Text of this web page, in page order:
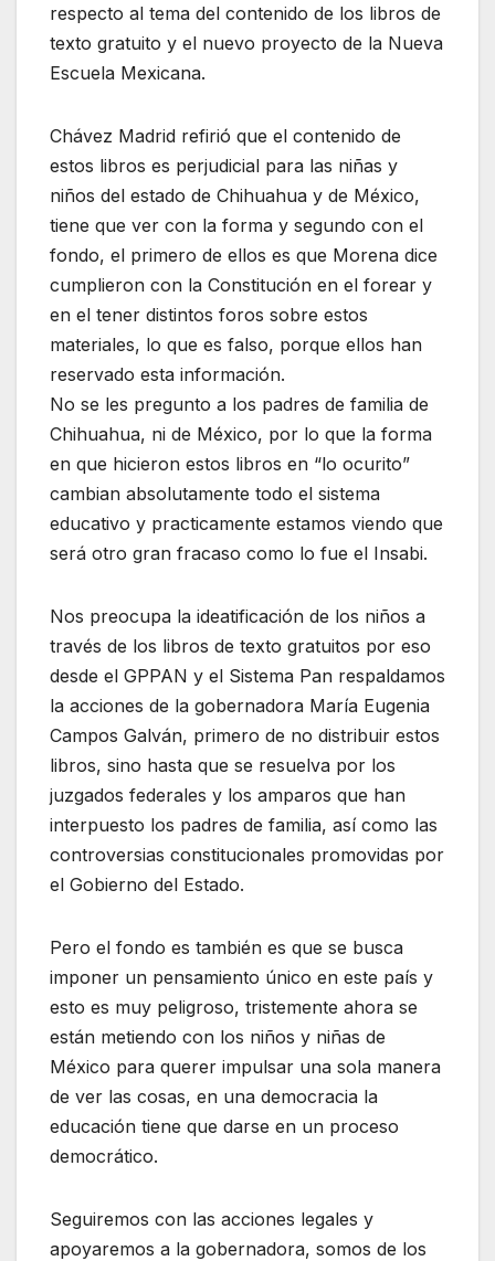
respecto al tema del contenido de los libros de
texto gratuito y el nuevo proyecto de la Nueva
Escuela Mexicana.
Chávez Madrid refirió que el contenido de
estos libros es perjudicial para las niñas y
niños del estado de Chihuahua y de México,
tiene que ver con la forma y segundo con el
fondo, el primero de ellos es que Morena dice
cumplieron con la Constitución en el forear y
en el tener distintos foros sobre estos
materiales, lo que es falso, porque ellos han
reservado esta información.
No se les pregunto a los padres de familia de
Chihuahua, ni de México, por lo que la forma
en que hicieron estos libros en “lo ocurito”
cambian absolutamente todo el sistema
educativo y practicamente estamos viendo que
será otro gran fracaso como lo fue el Insabi.
Nos preocupa la ideatificación de los niños a
través de los libros de texto gratuitos por eso
desde el GPPAN y el Sistema Pan respaldamos
la acciones de la gobernadora María Eugenia
Campos Galván, primero de no distribuir estos
libros, sino hasta que se resuelva por los
juzgados federales y los amparos que han
interpuesto los padres de familia, así como las
controversias constitucionales promovidas por
el Gobierno del Estado.
Pero el fondo es también es que se busca
imponer un pensamiento único en este país y
esto es muy peligroso, tristemente ahora se
están metiendo con los niños y niñas de
México para querer impulsar una sola manera
de ver las cosas, en una democracia la
educación tiene que darse en un proceso
democrático.
Seguiremos con las acciones legales y
apoyaremos a la gobernadora, somos de los